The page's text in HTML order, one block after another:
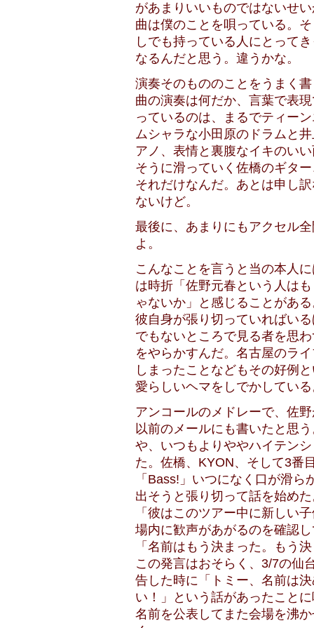
があまりいいものではないせ
曲は僕のことを唄っている。
しでも持っている人にとって
なるんだと思う。違うかな。
演奏そのもののことをうまく
曲の演奏は何だか、言葉で表
っているのは、まるでティー
ムシャラな小田原のドラムと
アノ、表情と裏腹なイキのい
そうに滑っていく佐橋のギタ
それだけなんだ。あとは申し
ないけど。
最後に、あまりにもアクセル
よ。
こんなことを言うと当の本人
は時折「佐野元春という人は
ゃないか」と感じることがあ
彼自身が張り切っていればい
でもないところで見る者を思
をやらかすんだ。名古屋のラ
しまったことなどもその好例
愛らしいヘマをしでかしてい
アンコールのメドレーで、佐
以前のメールにも書いたと思
や、いつもよりややハイテン
た。佐橋、KYON、そして3番
「Bass!」いつになく口が滑
出そうと張り切って話を始め
「彼はこのツアー中に新しい
場内に歓声があがるのを確認
「名前はもう決まった。もう
この発言はおそらく、3/7の仙
告した時に「トミー、名前は
い！」という話があったこと
名前を公表してまた会場を沸